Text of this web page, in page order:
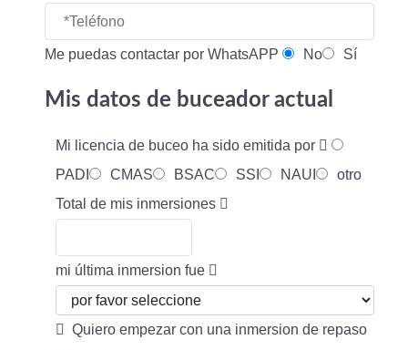
Me puedas contactar por WhatsAPP No Sí
Mis datos de buceador actual
Mi licencia de buceo ha sido emitida por
PADI
CMAS BSAC SSI NAUI
otro
Total de mis inmersiones
mi última inmersion fue
Quiero empezar con una inmersion de repaso